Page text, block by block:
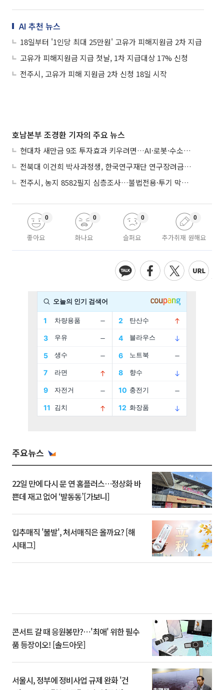
AI 추천 뉴스
18일부터 '1인당 최대 25만원' 고유가 피해지원금 2차 지급
고유가 피해지원금 지급 첫날, 1차 지급대상 17% 신청
전주시, 고유가 피해 지원금 2차 신청 18일 시작
호남본부 조경환 기자의 주요 뉴스
현대차 새만금 9조 투자효과 키우려면…AI·로봇·수소 공공기관 집적화 시급
전북대 이건희 박사과정생, 한국연구재단 연구장려금 선정
전주시, 농지 8582필지 심층조사…불법전용·투기 막는다
좋아요
0
화나요
0
슬퍼요
0
추가취재 원해요
0
주요뉴스
22일 만에 다시 문 연 홈플러스…정상화 바
쁜데 재고 없어 ‘발동동’[가보니]
입추매직 '불발', 처서매직은 올까요? [해
시태그]
콘서트 갈 때 응원봉만?⋯'최애' 위한 필수
품 등장이오! [솔드아웃]
서울시, 정부에 정비사업 규제 완화 '건